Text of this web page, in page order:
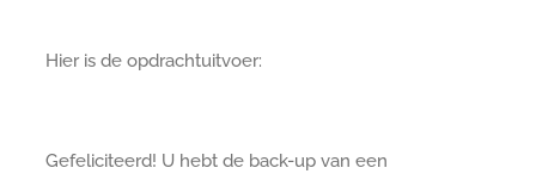
Hier is de opdrachtuitvoer:
Gefeliciteerd! U hebt de back-up van een